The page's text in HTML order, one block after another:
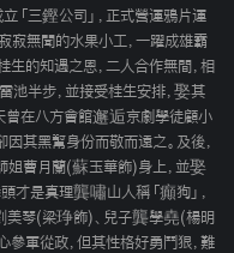
「三鏗公司」，正式營運鴉片運
寂無聞的水果小工，一躍成雄霸
生的知遇之恩，二人合作無間，相
池半步，並接受桂生安排，娶其
曾在八方會館邂逅京劇學徒顧小
其黑幫身份而敬而遠之。及後，
姐曹月蘭(蘇玉華飾)身上，並娶
才是真理龔嘯山人稱「癲狗」，
美琴(梁琤飾)、兒子龔學堯(楊明
軍從政，但其性格好勇鬥狠，難